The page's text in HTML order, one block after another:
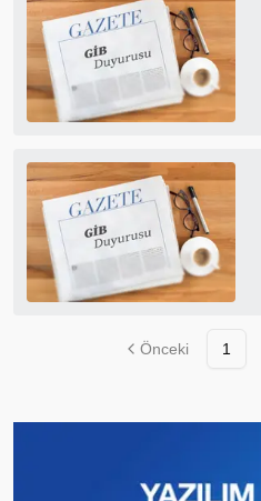
Önceki 1